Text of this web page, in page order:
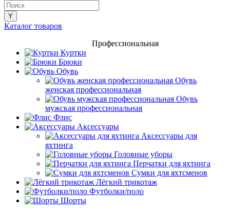
Каталог товаров
Профессиональная
Куртки
Брюки
Обувь
Обувь
женская профессиональная
Обувь
мужская профессиональная
Флис
Аксессуары
Аксессуары для
яхтинга
Головные уборы
Перчатки для яхтинга
Сумки для яхтсменов
Лёгкий трикотаж
Футболки/поло
Шорты